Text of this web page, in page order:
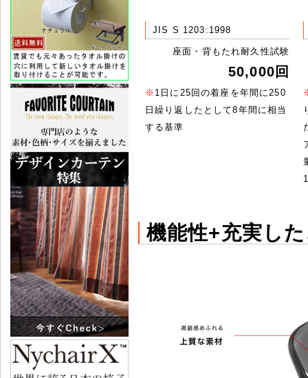
JIS S 1203:1998
座面・背もたれ耐久性試験
50,000回
※ 1日に25回の着座を年間に250
日繰り返したとして8年間に相当
する基準
機能性+充実し